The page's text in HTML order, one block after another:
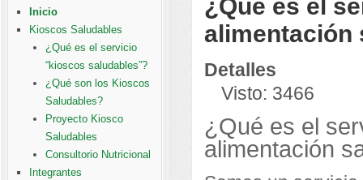
Inicio
Kioscos Saludables
¿Qué es el servicio
“kioscos saludables”?
¿Qué son los Kioscos
Saludables?
Proyecto Kiosco
Saludables
Consultorio Nutricional
Integrantes
¿Qué es el
alimentación
Detalles
Visto: 3466
¿Qué es el
alimentación